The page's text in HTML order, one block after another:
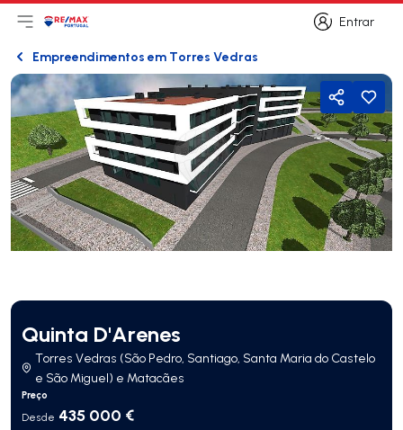
Entrar
Entrar
Abri menu principal
LogoIr para página inicial
VoltarEmpreendimentos em Torres Vedras
Partilhar
Quinta D'Arenes
Torres Vedras (São Pedro, Santiago, Santa Maria do Castelo
e São Miguel) e Matacães
Preço
Desde 435 000 €